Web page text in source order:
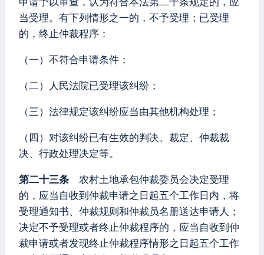
当受理。有下列情形之一的，不予受理；已受理
的，终止仲裁程序：
（一）不符合申请条件；
（二）人民法院已受理该纠纷；
（三）法律规定该纠纷应当由其他机构处理；
（四）对该纠纷已有生效的判决、裁定、仲裁裁
决、行政处理决定等。
第二十三条 农村土地承包仲裁委员会决定受理
的，应当自收到仲裁申请之日起五个工作日内，将
受理通知书、仲裁规则和仲裁员名册送达申请人；
决定不予受理或者终止仲裁程序的，应当自收到仲
裁申请或者发现终止仲裁程序情形之日起五个工作